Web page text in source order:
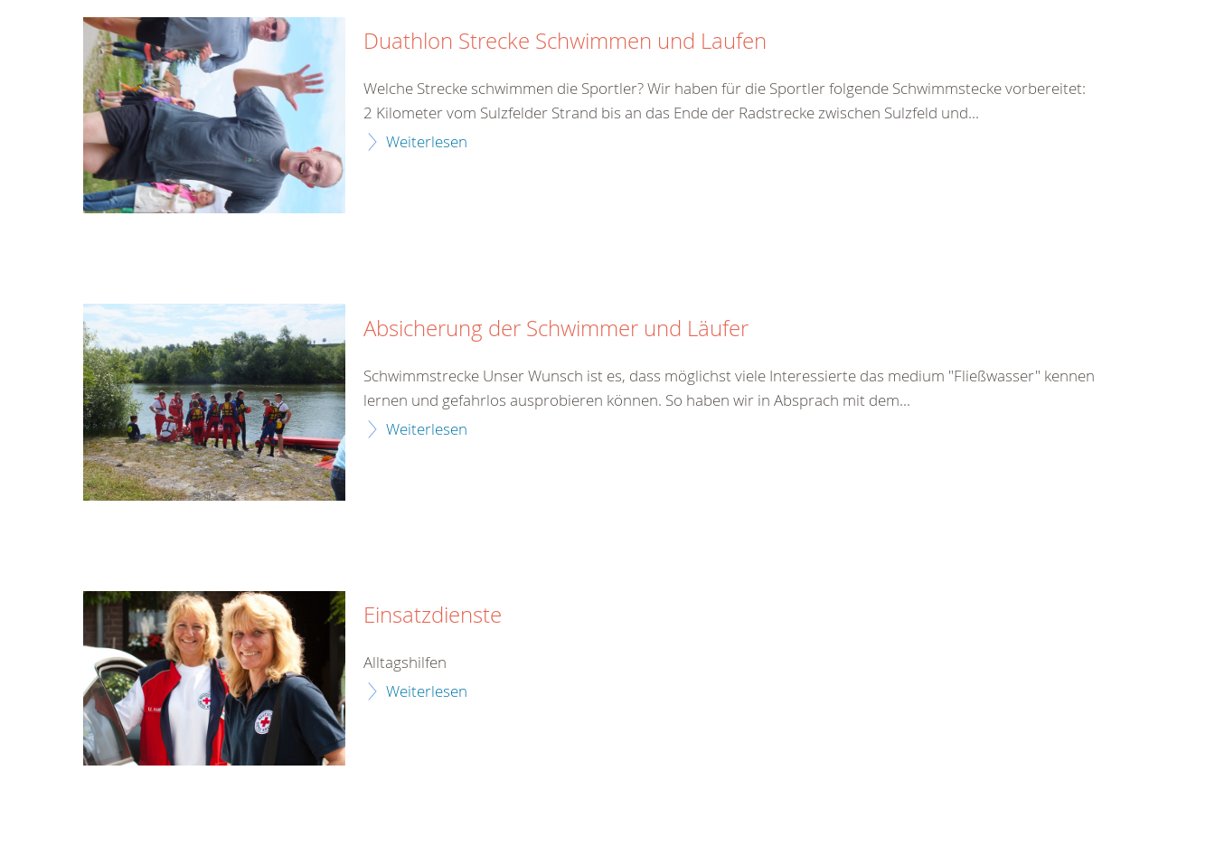
Duathlon Strecke Schwimmen und Laufen
Welche Strecke schwimmen die Sportler? Wir haben für die Sportler folgende Schwimmstecke vorbereitet:
2 Kilometer vom Sulzfelder Strand bis an das Ende der Radstrecke zwischen Sulzfeld und...
Weiterlesen
Absicherung der Schwimmer und Läufer
Schwimmstrecke Unser Wunsch ist es, dass möglichst viele Interessierte das medium "Fließwasser" kennen
lernen und gefahrlos ausprobieren können. So haben wir in Absprach mit dem...
Weiterlesen
Einsatzdienste
Alltagshilfen
Weiterlesen